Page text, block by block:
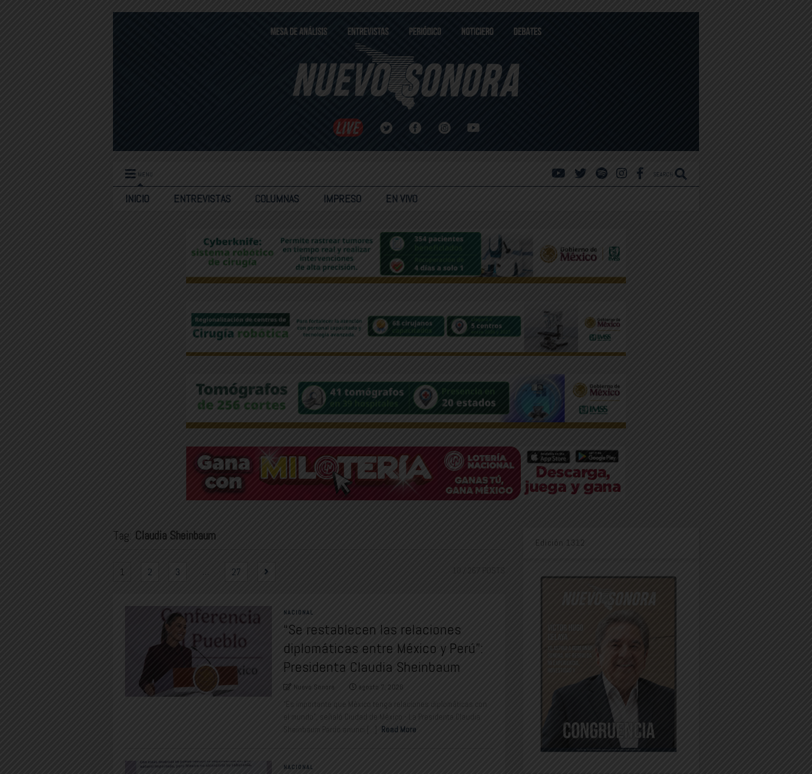
MENU SEARCH
INICIO ENTREVISTAS COLUMNAS IMPRESO EN VIVO
Tag: Claudia Sheinbaum
1 2 3 … 27 10 / 267 POSTS
NACIONAL
“Se restablecen las relaciones
diplomáticas entre México y Perú”:
Presidenta Claudia Sheinbaum
Nuevo Sonora agosto 7, 2026
“Es importante que México tenga relaciones diplomáticas con
el mundo”, señaló Ciudad de México.- La Presidenta Claudia
Sheinbaum Pardo anunci [...]
Read More
NACIONAL
Edición 1312